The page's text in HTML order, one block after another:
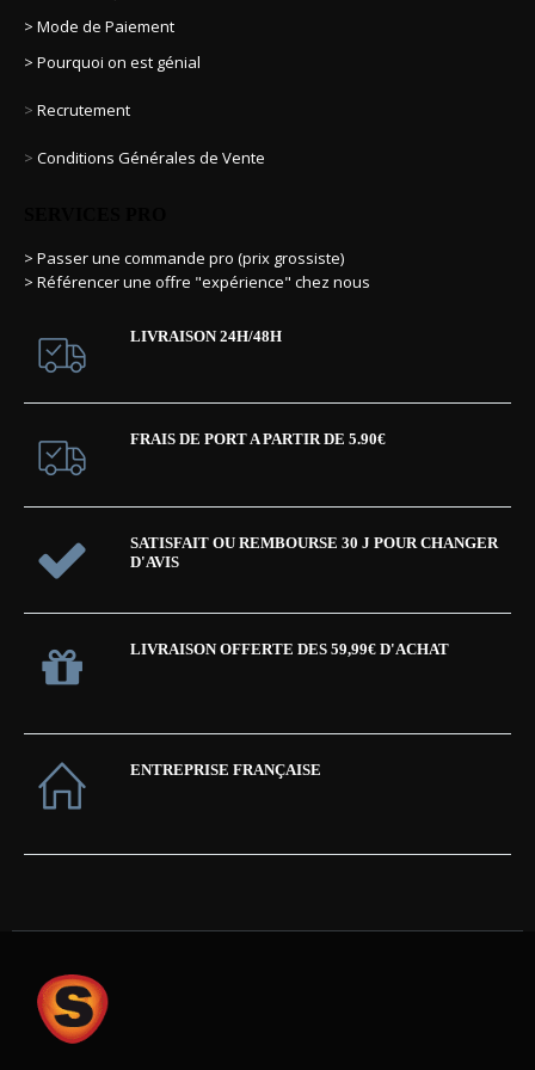
> Mode de Paiement
> Pourquoi on est génial
> Recrutement
> Conditions Générales de Vente
> Passer une commande pro (prix grossiste)
> Référencer une offre "expérience" chez nous
LIVRAISON 24H/48H
FRAIS DE PORT A PARTIR DE 5.90€
SATISFAIT OU REMBOURSE 30 J POUR CHANGER
D'AVIS
LIVRAISON OFFERTE DES 59,99€ D'ACHAT
ENTREPRISE FRANÇAISE